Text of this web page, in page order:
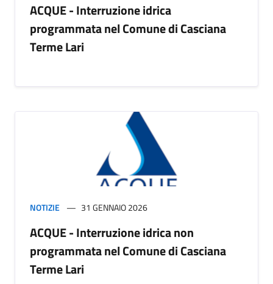
ACQUE - Interruzione idrica
programmata nel Comune di Casciana
Terme Lari
NOTIZIE 31 GENNAIO 2026
ACQUE - Interruzione idrica non
programmata nel Comune di Casciana
Terme Lari